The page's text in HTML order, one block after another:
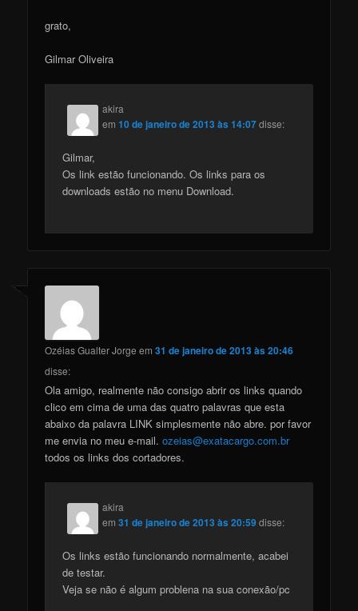
grato,
Gilmar Oliveira
akira
em10 de janeiro de 2013 às 14:07disse:
Gilmar,
Os link estão funcionando. Os links para os
downloads estão no menu Download.
Ozéias Gualter Jorge em31 de janeiro de 2013 às 20:46
disse:
Ola amigo, realmente não consigo abrir os links quando
clico em cima de uma das quatro palavras que esta
abaixo da palavra LINK simplesmente não abre. por favor
me envia no meu e-mail.ozeias@exatacargo.com.br
todos os links dos cortadores.
akira
em31 de janeiro de 2013 às 20:59disse:
Os links estão funcionando normalmente, acabei
de testar.
Veja se não é algum problena na sua conexão/pc